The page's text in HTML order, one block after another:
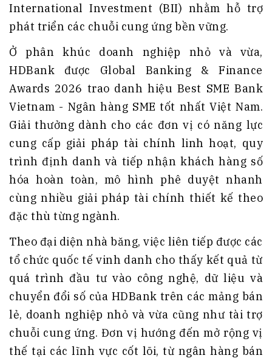
International Investment (BII) nhằm hỗ trợ
phát triển các chuỗi cung ứng bền vững.
Ở phân khúc doanh nghiệp nhỏ và vừa,
HDBank được Global Banking & Finance
Awards 2026 trao danh hiệu Best SME Bank
Vietnam - Ngân hàng SME tốt nhất Việt Nam.
Giải thưởng dành cho các đơn vị có năng lực
cung cấp giải pháp tài chính linh hoạt, quy
trình định danh và tiếp nhận khách hàng số
hóa hoàn toàn, mô hình phê duyệt nhanh
cùng nhiều giải pháp tài chính thiết kế theo
đặc thù từng ngành.
Theo đại diện nhà băng, việc liên tiếp được các
tổ chức quốc tế vinh danh cho thấy kết quả từ
quá trình đầu tư vào công nghệ, dữ liệu và
chuyển đổi số của HDBank trên các mảng bán
lẻ, doanh nghiệp nhỏ và vừa cũng như tài trợ
chuỗi cung ứng. Đơn vị hướng đến mở rộng vị
thế tại các lĩnh vực cốt lõi, từ ngân hàng bán